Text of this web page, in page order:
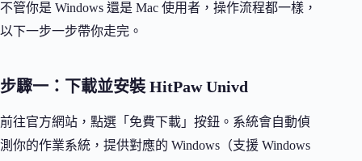
不管你是 Windows 還是 Mac 使用者，操作流程都一樣，
以下一步一步帶你走完。
步驟一：下載並安裝 HitPaw Univd
前往官方網站，點選「免費下載」按鈕。系統會自動偵
測你的作業系統，提供對應的 Windows（支援 Windows